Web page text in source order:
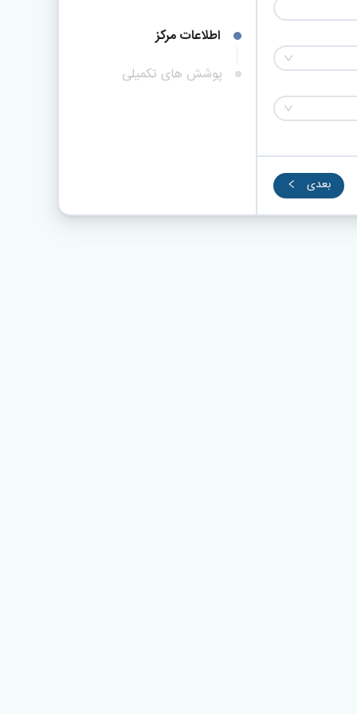
اطلاعات مرکز
پوشش های تکمیلی
بعدی